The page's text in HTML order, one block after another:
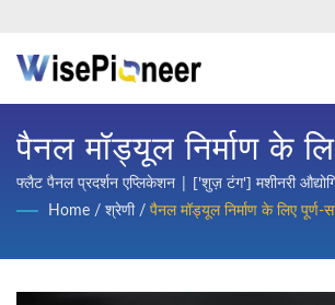
पैनल मॉड्यूल निर्माण के
साइज इनलाइन उपकरण |
के लिए बुद्धिमान प्रक्रिया
फ्लैट पैनल प्रदर्शन एप्लिकेशन | ['शुज़ टंग'] मशीनरी
पैनल प्रकारी, प्रिंटेड सर्किट बोर्ड, बुद्धिमान चिकित्सा छवि,
अंतरराष्ट्रीय प्रमुख कंपनियों से बहुतायत विश्वास और
Home / श्रेणी / पैनल मॉड्यूल निर्माण के लिए